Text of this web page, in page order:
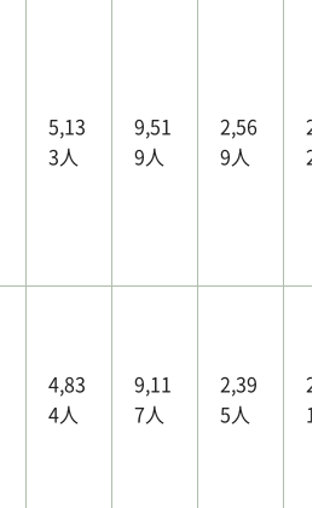
5,13
3人
9,51
9人
2,56
9人
2
4,83
4人
9,11
7人
2,39
5人
1